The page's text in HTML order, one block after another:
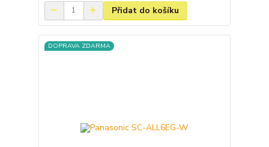
Přidat do košíku
DOPRAVA ZDARMA